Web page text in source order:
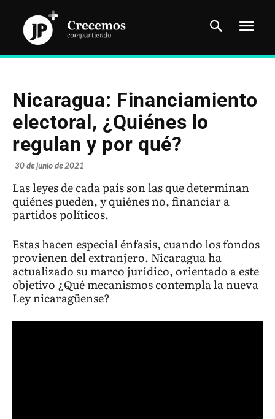
Nicaragua: Financiamiento
electoral, ¿Quiénes lo
regulan y por qué?
30 de junio de 2021
Las leyes de cada país son las que determinan
quiénes pueden, y quiénes no, financiar a
partidos políticos.
Estas hacen especial énfasis, cuando los fondos
provienen del extranjero. Nicaragua ha
actualizado su marco jurídico, orientado a este
objetivo ¿Qué mecanismos contempla la nueva
Ley nicaragüense?